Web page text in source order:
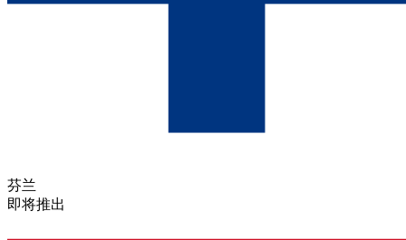
芬兰
即将推出